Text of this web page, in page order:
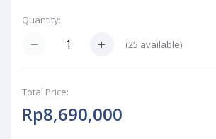
Quantity:
(25 available)
Total Price:
Rp8,690,000